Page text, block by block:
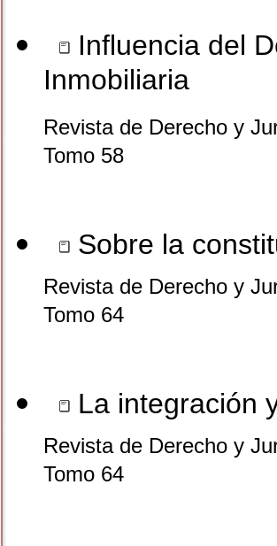
Influencia del
Inmobiliaria
Revista de Derecho y
Tomo 58
Sobre la
Revista de Derecho y
Tomo 64
La integración
Revista de Derecho y
Tomo 64